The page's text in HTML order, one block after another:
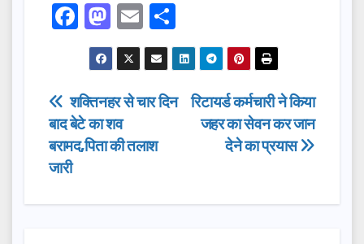
F
a
c
e
b
o
k
M
a
st
o
d
o
E
m
ail
h
ar
e
Post
navigation
रिटायर्ड कर्मचारी ने किया
जहर का सेवन कर जान
देने का प्रयास
शक्तिनहर से चार दिन
बाद बेटे का शव
बरामद,पिता की तलाश
जारी